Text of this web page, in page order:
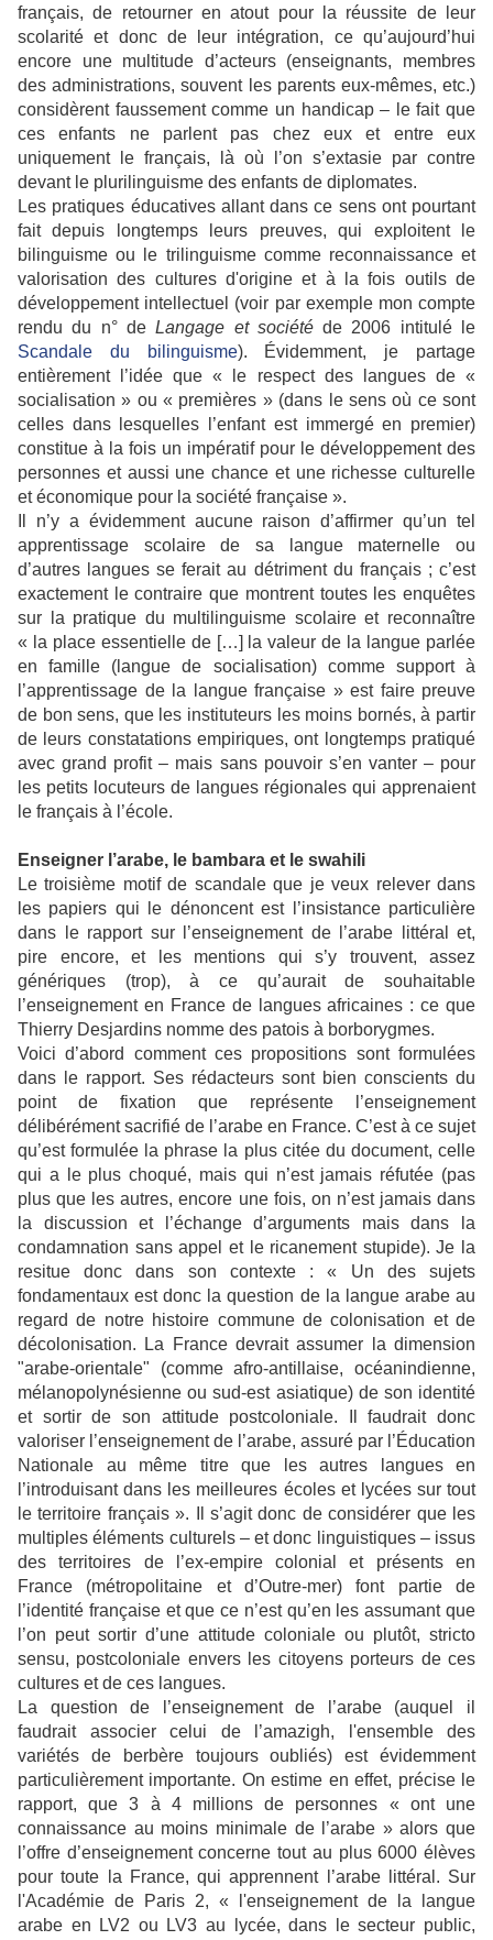
français, de retourner en atout pour la réussite de leur
scolarité et donc de leur intégration, ce qu’aujourd’hui
encore une multitude d’acteurs (enseignants, membres
des administrations, souvent les parents eux-mêmes, etc.)
considèrent faussement comme un handicap – le fait que
ces enfants ne parlent pas chez eux et entre eux
uniquement le français, là où l’on s’extasie par contre
devant le plurilinguisme des enfants de diplomates.
Les pratiques éducatives allant dans ce sens ont pourtant
fait depuis longtemps leurs preuves, qui exploitent le
bilinguisme ou le trilinguisme comme reconnaissance et
valorisation des cultures d'origine et à la fois outils de
développement intellectuel (voir par exemple mon compte
rendu du n° deLangage et sociétéde 2006 intitulé le
Scandale du bilinguisme). Évidemment, je partage
entièrement l’idée que « le respect des langues de «
socialisation » ou « premières » (dans le sens où ce sont
celles dans lesquelles l’enfant est immergé en premier)
constitue à la fois un impératif pour le développement des
personnes et aussi une chance et une richesse culturelle
et économique pour la société française ».
Il n’y a évidemment aucune raison d’affirmer qu’un tel
apprentissage scolaire de sa langue maternelle ou
d’autres langues se ferait au détriment du français ; c’est
exactement le contraire que montrent toutes les enquêtes
sur la pratique du multilinguisme scolaire et reconnaître
« la place essentielle de […] la valeur de la langue parlée
en famille (langue de socialisation) comme support à
l’apprentissage de la langue française » est faire preuve
de bon sens, que les instituteurs les moins bornés, à partir
de leurs constatations empiriques, ont longtemps pratiqué
avec grand profit – mais sans pouvoir s’en vanter – pour
les petits locuteurs de langues régionales qui apprenaient
le français à l’école.
Enseigner l’arabe, le bambara et le swahili
Le troisième motif de scandale que je veux relever dans
les papiers qui le dénoncent est l’insistance particulière
dans le rapport sur l’enseignement de l’arabe littéral et,
pire encore, et les mentions qui s’y trouvent, assez
génériques (trop), à ce qu’aurait de souhaitable
l’enseignement en France de langues africaines : ce que
Thierry Desjardins nomme des patois à borborygmes.
Voici d’abord comment ces propositions sont formulées
dans le rapport. Ses rédacteurs sont bien conscients du
point de fixation que représente l’enseignement
délibérément sacrifié de l’arabe en France. C’est à ce sujet
qu’est formulée la phrase la plus citée du document, celle
qui a le plus choqué, mais qui n’est jamais réfutée (pas
plus que les autres, encore une fois, on n’est jamais dans
la discussion et l’échange d’arguments mais dans la
condamnation sans appel et le ricanement stupide). Je la
resitue donc dans son contexte : « Un des sujets
fondamentaux est donc la question de la langue arabe au
regard de notre histoire commune de colonisation et de
décolonisation. La France devrait assumer la dimension
"arabe-orientale" (comme afro-antillaise, océanindienne,
mélanopolynésienne ou sud-est asiatique) de son identité
et sortir de son attitude postcoloniale. Il faudrait donc
valoriser l’enseignement de l’arabe, assuré par l’Éducation
Nationale au même titre que les autres langues en
l’introduisant dans les meilleures écoles et lycées sur tout
le territoire français ». Il s’agit donc de considérer que les
multiples éléments culturels – et donc linguistiques – issus
des territoires de l’ex-empire colonial et présents en
France (métropolitaine et d’Outre-mer) font partie de
l’identité française et que ce n’est qu’en les assumant que
l’on peut sortir d’une attitude coloniale ou plutôt, stricto
sensu, postcoloniale envers les citoyens porteurs de ces
cultures et de ces langues.
La question de l’enseignement de l’arabe (auquel il
faudrait associer celui de l’amazigh, l'ensemble des
variétés de berbère toujours oubliés) est évidemment
particulièrement importante. On estime en effet, précise le
rapport, que 3 à 4 millions de personnes « ont une
connaissance au moins minimale de l’arabe » alors que
l’offre d’enseignement concerne tout au plus 6000 élèves
pour toute la France, qui apprennent l’arabe littéral. Sur
l'Académie de Paris 2, « l'enseignement de la langue
arabe en LV2 ou LV3 au lycée, dans le secteur public,